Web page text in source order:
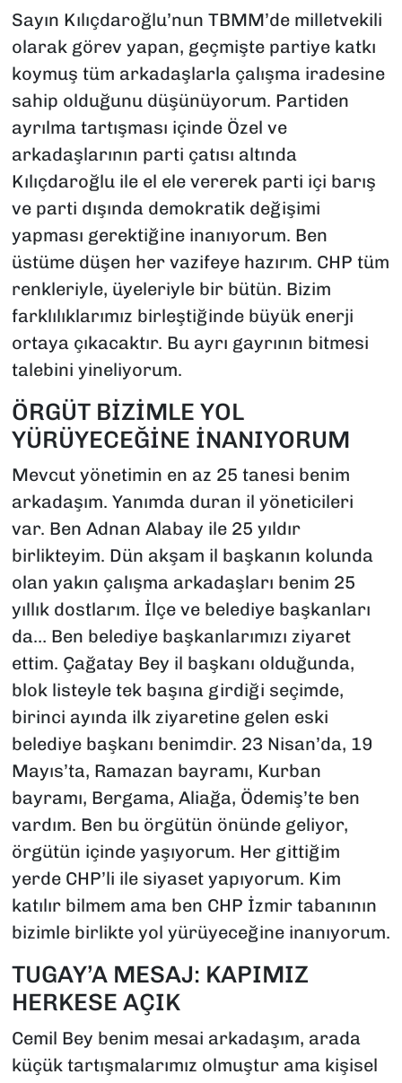
Sayın Kılıçdaroğlu’nun TBMM’de milletvekili
olarak görev yapan, geçmişte partiye katkı
koymuş tüm arkadaşlarla çalışma iradesine
sahip olduğunu düşünüyorum. Partiden
ayrılma tartışması içinde Özel ve
arkadaşlarının parti çatısı altında
Kılıçdaroğlu ile el ele vererek parti içi barış
ve parti dışında demokratik değişimi
yapması gerektiğine inanıyorum. Ben
üstüme düşen her vazifeye hazırım. CHP tüm
renkleriyle, üyeleriyle bir bütün. Bizim
farklılıklarımız birleştiğinde büyük enerji
ortaya çıkacaktır. Bu ayrı gayrının bitmesi
talebini yineliyorum.
ÖRGÜT BİZİMLE YOL
YÜRÜYECEĞİNE İNANIYORUM
Mevcut yönetimin en az 25 tanesi benim
arkadaşım. Yanımda duran il yöneticileri
var. Ben Adnan Alabay ile 25 yıldır
birlikteyim. Dün akşam il başkanın kolunda
olan yakın çalışma arkadaşları benim 25
yıllık dostlarım. İlçe ve belediye başkanları
da… Ben belediye başkanlarımızı ziyaret
ettim. Çağatay Bey il başkanı olduğunda,
blok listeyle tek başına girdiği seçimde,
birinci ayında ilk ziyaretine gelen eski
belediye başkanı benimdir. 23 Nisan’da, 19
Mayıs’ta, Ramazan bayramı, Kurban
bayramı, Bergama, Aliağa, Ödemiş’te ben
vardım. Ben bu örgütün önünde geliyor,
örgütün içinde yaşıyorum. Her gittiğim
yerde CHP’li ile siyaset yapıyorum. Kim
katılır bilmem ama ben CHP İzmir tabanının
bizimle birlikte yol yürüyeceğine inanıyorum.
TUGAY’A MESAJ: KAPIMIZ
HERKESE AÇIK
Cemil Bey benim mesai arkadaşım, arada
küçük tartışmalarımız olmuştur ama kişisel